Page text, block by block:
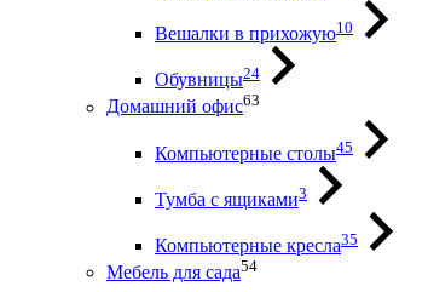
Вешалки в прихожую10
Обувницы24
Домашний офис63
Компьютерные столы45
Тумба с ящиками3
Компьютерные кресла35
Мебель для сада54